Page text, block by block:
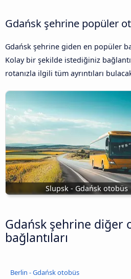
Gdańsk şehrine popüler
Gdańsk şehrine giden en popüler
Kolay bir şekilde istediğiniz
rotanızla ilgili tüm ayrıntıları
Slupsk - Gdańsk otobüs
Gdańsk şehrine diğer
bağlantıları
Berlin - Gdańsk otobüs